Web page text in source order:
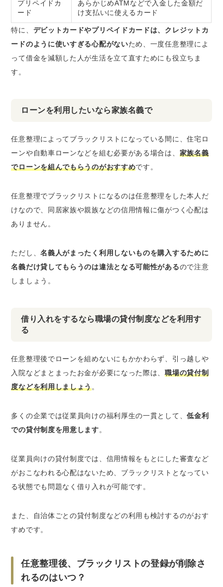
プリペイドカ
ード
あらかじめATMなどで入金した金額だ
け支払いに使えるカード
特に、 デビットカードやプリペイドカードは、クレジットカ
ードのように使いすぎる心配がないため、一度任意整理によ
って借金を減額した人が生活を立て直すためにも役立ちま
す。
ローンを利用したいなら家族名義で
任意整理によってブラックリストになっている間に、住宅ロ
ーンや自動車ローンなどを組む必要がある場合は、 家族名義
でローンを組んでもらうのがおすすめです。
任意整理でブラックリストになるのは任意整理をした本人だ
けなので、同居家族や親族などの信用情報に傷がつく心配は
ありません。
ただし、名義人がまったく利用しないものを購入するために
名義だけ貸してもらうのは違法となる可能性があるので注意
しましょう。
借り入れをするなら職場の貸付制度などを利用す
る
任意整理後でローンを組めないにもかかわらず、引っ越しや
入院などまとまったお金が必要になった際は、職場の貸付制
度などを利用しましょう。
多くの企業では従業員向けの福利厚生の一貫として、低金利
での貸付制度を用意します。
従業員向けの貸付制度では、信用情報をもとにした審査など
がおこなわれる心配はないため、ブラックリストとなってい
る状態でも問題なく借り入れが可能です。
また、自治体ごとの貸付制度などの利用も検討するのがおす
すめです。
任意整理後、ブラックリストの登録が削除さ
れるのはいつ？